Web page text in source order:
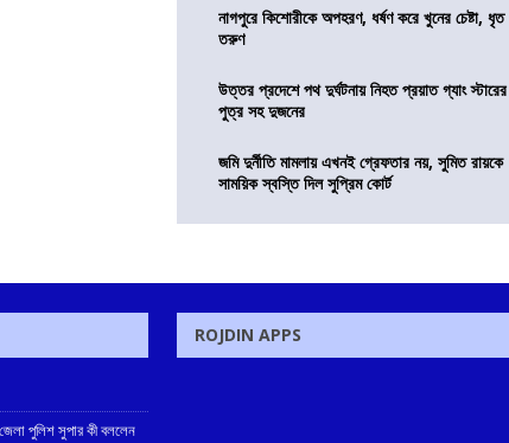
নাগপুরে কিশোরীকে অপহরণ, ধর্ষণ করে খুনের চেষ্টা, ধৃত
তরুণ
উত্তর প্রদেশে পথ দুর্ঘটনায় নিহত প্রয়াত গ্যাং স্টারের
পুত্র সহ দুজনের
জমি দুর্নীতি মামলায় এখনই গ্রেফতার নয়, সুমিত রায়কে
সাময়িক স্বস্তি দিল সুপ্রিম কোর্ট
জেলা পুলিশ সুপার কী বললেন
ROJDIN APPS